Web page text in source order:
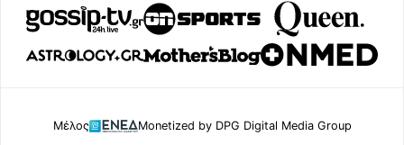
Μέλος Monetized by DPG Digital Media Group